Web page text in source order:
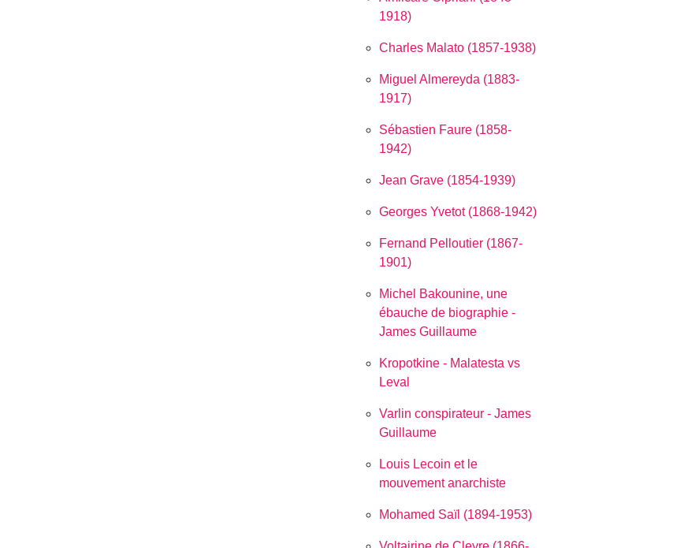
1918)
Charles Malato (1857-1938)
Miguel Almereyda (1883-
1917)
Sébastien Faure (1858-
1942)
Jean Grave (1854-1939)
Georges Yvetot (1868-1942)
Fernand Pelloutier (1867-
1901)
Michel Bakounine, une
ébauche de biographie -
James Guillaume
Kropotkine - Malatesta vs
Leval
Varlin conspirateur - James
Guillaume
Louis Lecoin et le
mouvement anarchiste
Mohamed Saïl (1894-1953)